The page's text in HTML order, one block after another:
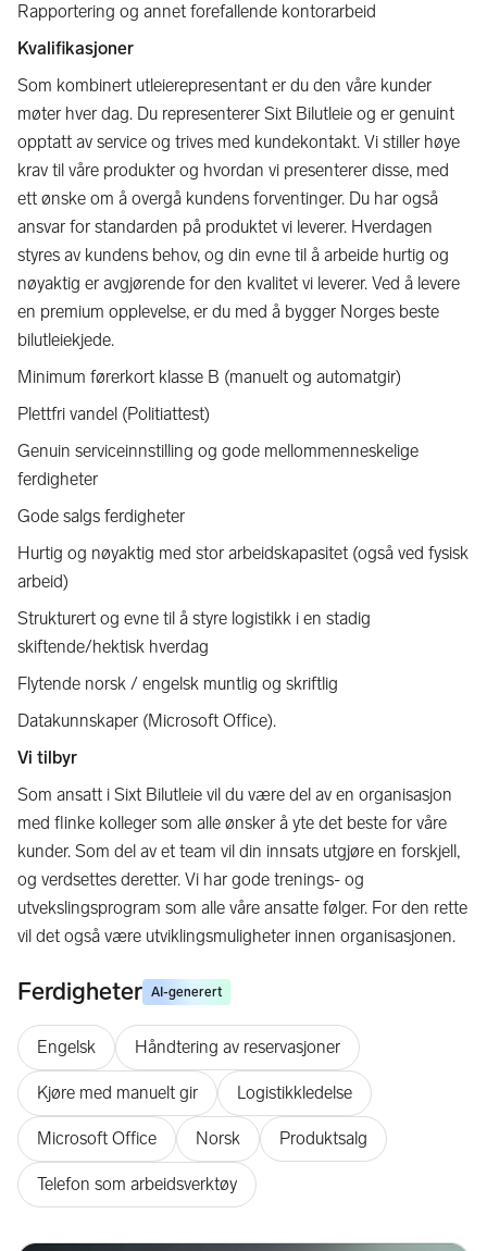
Rapportering og annet forefallende kontorarbeid
Kvalifikasjoner
Som kombinert utleierepresentant er du den våre kunder
møter hver dag. Du representerer Sixt Bilutleie og er genuint
opptatt av service og trives med kundekontakt. Vi stiller høye
krav til våre produkter og hvordan vi presenterer disse, med
ett ønske om å overgå kundens forventinger. Du har også
ansvar for standarden på produktet vi leverer. Hverdagen
styres av kundens behov, og din evne til å arbeide hurtig og
nøyaktig er avgjørende for den kvalitet vi leverer. Ved å levere
en premium opplevelse, er du med å bygger Norges beste
bilutleiekjede.
Minimum førerkort klasse B (manuelt og automatgir)
Plettfri vandel (Politiattest)
Genuin serviceinnstilling og gode mellommenneskelige
ferdigheter
Gode salgs ferdigheter
Hurtig og nøyaktig med stor arbeidskapasitet (også ved fysisk
arbeid)
Strukturert og evne til å styre logistikk i en stadig
skiftende/hektisk hverdag
Flytende norsk / engelsk muntlig og skriftlig
Datakunnskaper (Microsoft Office).
Vi tilbyr
Som ansatt i Sixt Bilutleie vil du være del av en organisasjon
med flinke kolleger som alle ønsker å yte det beste for våre
kunder. Som del av et team vil din innsats utgjøre en forskjell,
og verdsettes deretter. Vi har gode trenings- og
utvekslingsprogram som alle våre ansatte følger. For den rette
vil det også være utviklingsmuligheter innen organisasjonen.
Ferdigheter AI-generert
Engelsk Håndtering av reservasjoner
Kjøre med manuelt gir Logistikkledelse
Microsoft Office Norsk Produktsalg
Telefon som arbeidsverktøy